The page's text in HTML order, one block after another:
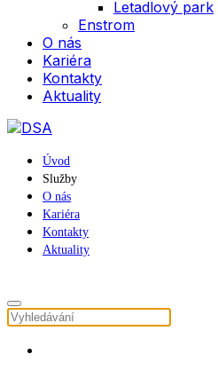
Letadlový park
Enstrom
O nás
Kariéra
Kontakty
Aktuality
Úvod
Služby
O nás
Kariéra
Kontakty
Aktuality